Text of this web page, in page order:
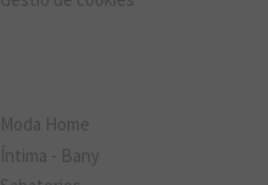
Moda Home
Íntima - Bany